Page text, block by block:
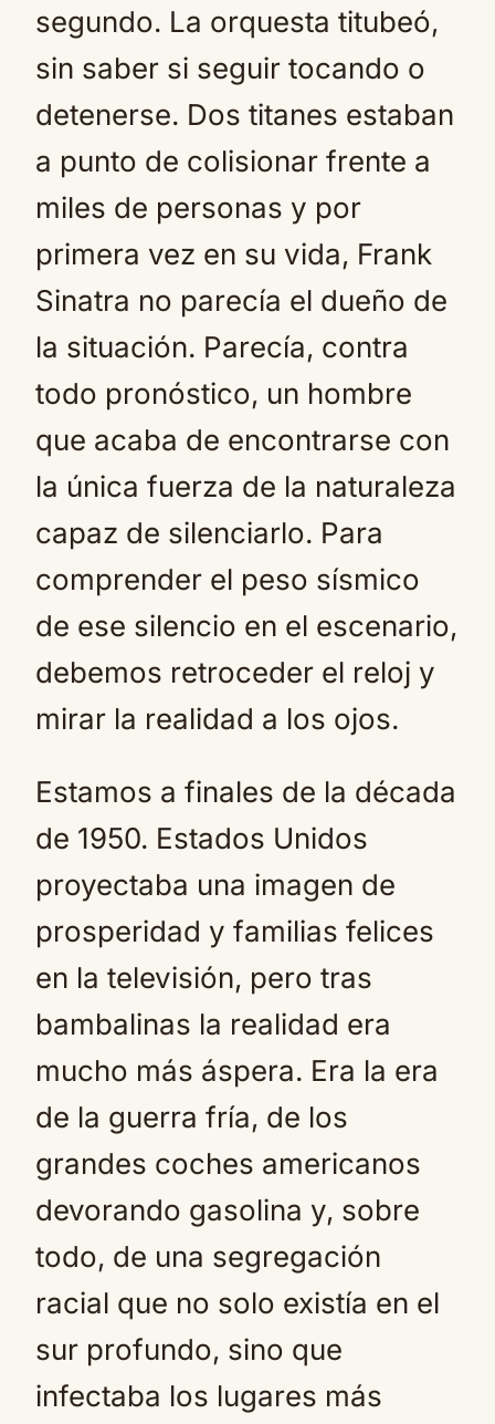
segundo. La orquesta titubeó,
sin saber si seguir tocando o
detenerse. Dos titanes estaban
a punto de colisionar frente a
miles de personas y por
primera vez en su vida, Frank
Sinatra no parecía el dueño de
la situación. Parecía, contra
todo pronóstico, un hombre
que acaba de encontrarse con
la única fuerza de la naturaleza
capaz de silenciarlo. Para
comprender el peso sísmico
de ese silencio en el escenario,
debemos retroceder el reloj y
mirar la realidad a los ojos.
Estamos a finales de la década
de 1950. Estados Unidos
proyectaba una imagen de
prosperidad y familias felices
en la televisión, pero tras
bambalinas la realidad era
mucho más áspera. Era la era
de la guerra fría, de los
grandes coches americanos
devorando gasolina y, sobre
todo, de una segregación
racial que no solo existía en el
sur profundo, sino que
infectaba los lugares más